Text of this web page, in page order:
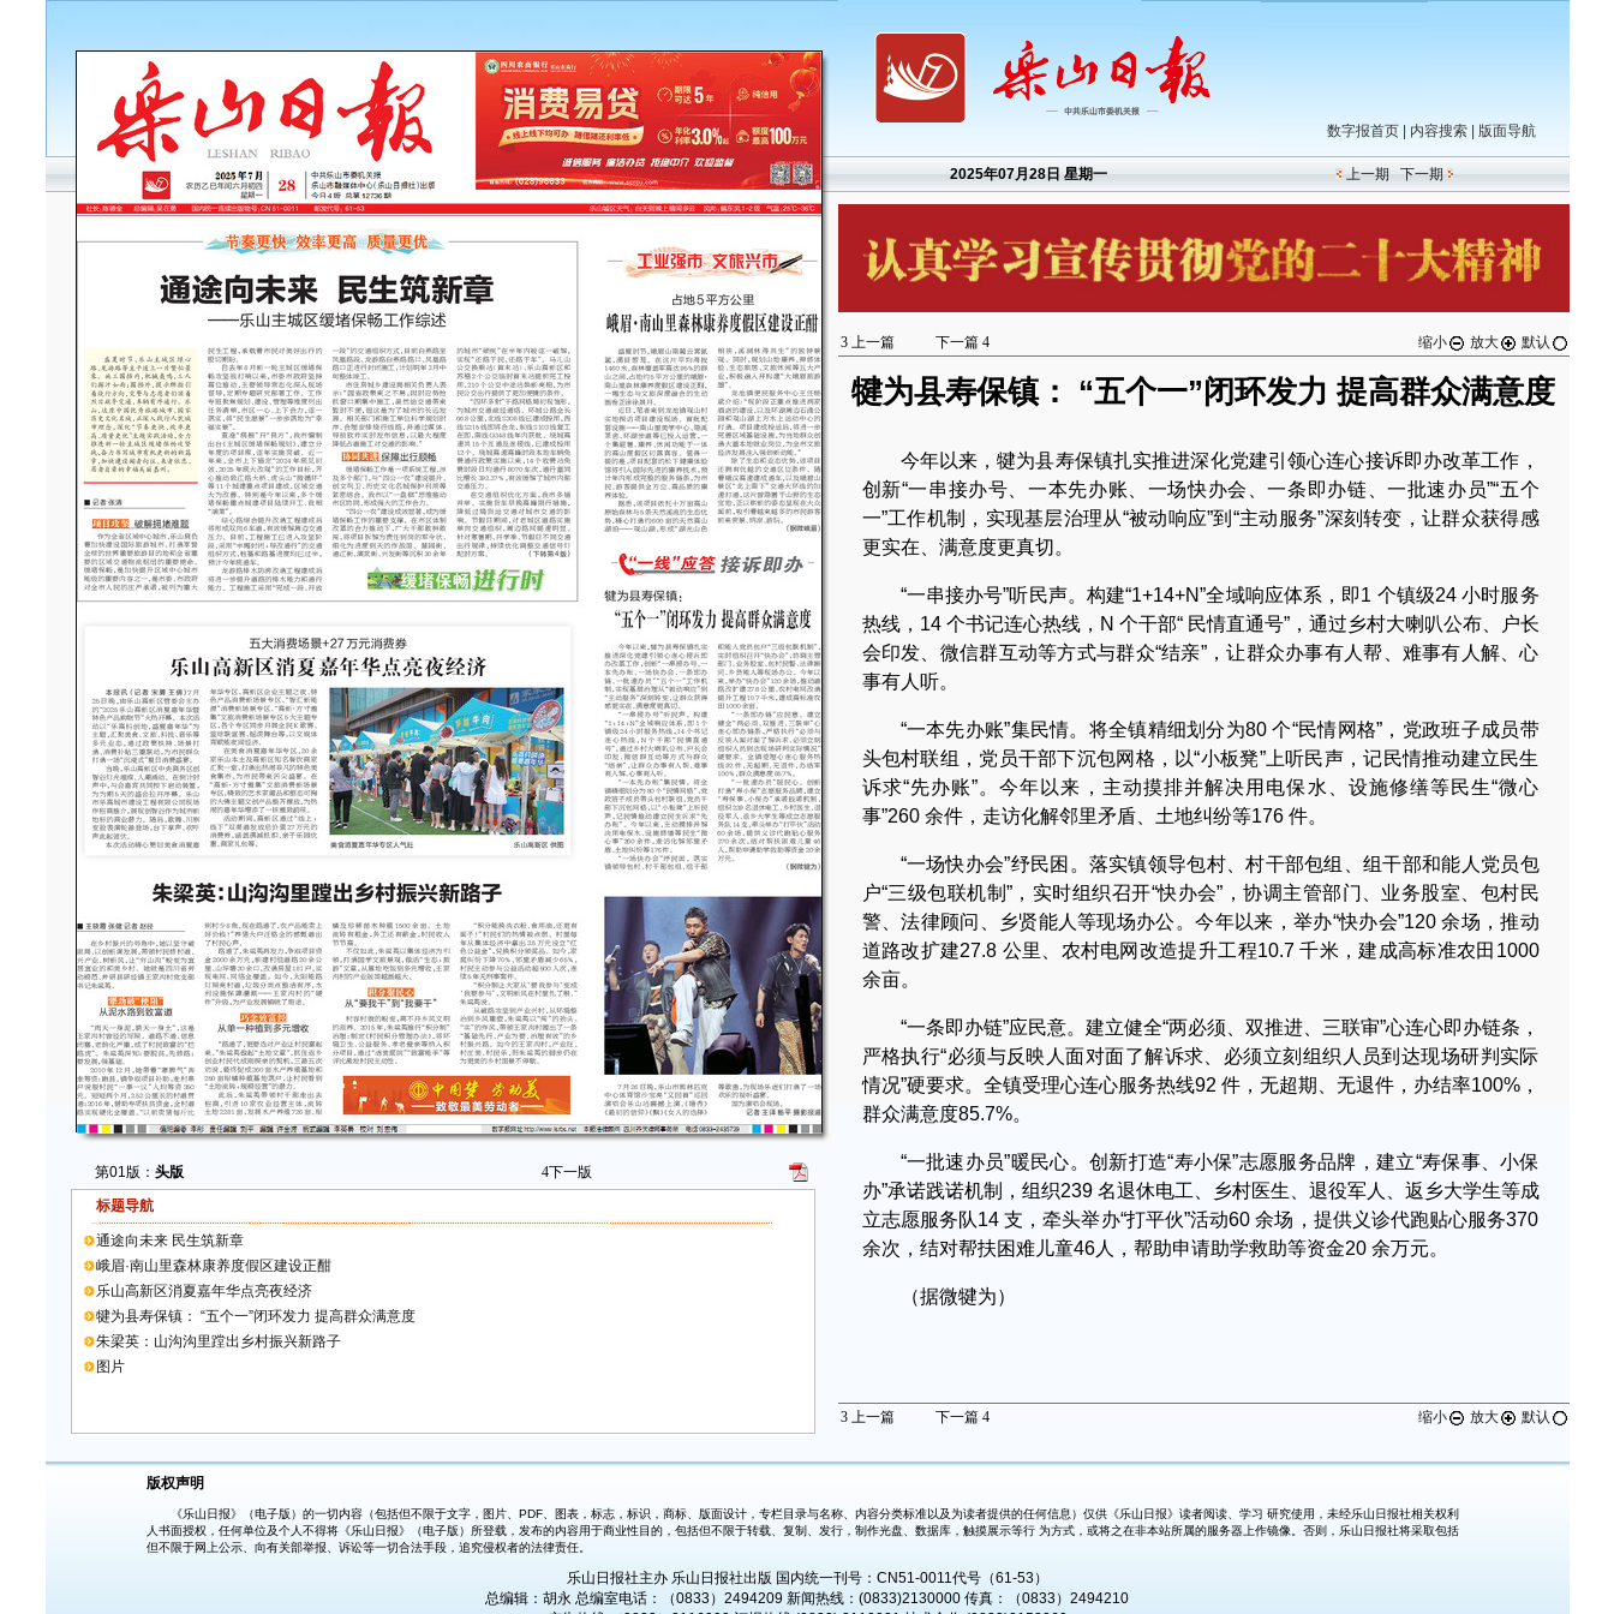
第01版： 头版 4下一版
标题导航
通途向未来 民生筑新章
峨眉·南山里森林康养度假区建设正酣
乐山高新区消夏嘉年华点亮夜经济
犍为县寿保镇： “五个一”闭环发力 提高群众满意度
朱梁英：山沟沟里蹚出乡村振兴新路子
图片
数字报首页 内容搜索 版面导航
2025年07月28日 星期一 上一期 下一期
3上一篇 下一篇 4 缩小 放大 默认
犍为县寿保镇： “五个一”闭环发力 提高群众满意度
今年以来，犍为县寿保镇扎实推进深化党建引领心连心接诉即办改革工作，
创新“一串接办号、一本先办账、一场快办会、一条即办链、一批速办员”“五个
一”工作机制，实现基层治理从“被动响应”到“主动服务”深刻转变，让群众获得感
更实在、满意度更真切。
“一串接办号”听民声。构建“1+14+N”全域响应体系，即1 个镇级24 小时服务
热线，14 个书记连心热线，N 个干部“ 民情直通号”，通过乡村大喇叭公布、户长
会印发、微信群互动等方式与群众“结亲”，让群众办事有人帮、难事有人解、心
事有人听。
“一本先办账”集民情。将全镇精细划分为80 个“民情网格”，党政班子成员带
头包村联组，党员干部下沉包网格，以“小板凳”上听民声，记民情推动建立民生
诉求“先办账”。今年以来，主动摸排并解决用电保水、设施修缮等民生“微心
事”260 余件，走访化解邻里矛盾、土地纠纷等176 件。
“一场快办会”纾民困。落实镇领导包村、村干部包组、组干部和能人党员包
户“三级包联机制”，实时组织召开“快办会”，协调主管部门、业务股室、包村民
警、法律顾问、乡贤能人等现场办公。今年以来，举办“快办会”120 余场，推动
道路改扩建27.8 公里、农村电网改造提升工程10.7 千米，建成高标准农田1000
余亩。
“一条即办链”应民意。建立健全“两必须、双推进、三联审”心连心即办链条，
严格执行“必须与反映人面对面了解诉求、必须立刻组织人员到达现场研判实际
情况”硬要求。全镇受理心连心服务热线92 件，无超期、无退件，办结率100%，
群众满意度85.7%。
“一批速办员”暖民心。创新打造“寿小保”志愿服务品牌，建立“寿保事、小保
办”承诺践诺机制，组织239 名退休电工、乡村医生、退役军人、返乡大学生等成
立志愿服务队14 支，牵头举办“打平伙”活动60 余场，提供义诊代跑贴心服务370
余次，结对帮扶困难儿童46人，帮助申请助学救助等资金20 余万元。
（据微犍为）
3上一篇 下一篇 4 缩小 放大 默认
版权声明
《乐山日报》（电子版）的一切内容（包括但不限于文字，图片、PDF、图表，标志，标识，商标、版面设计，专栏目录与名称、内容分类标准以及为读者提供的任何信息）仅供《乐山日报》读者阅读、学习 研究使用，未经乐山日报社相关权利
人书面授权，任何单位及个人不得将《乐山日报》（电子版）所登载，发布的内容用于商业性目的，包括但不限于转载、复制、发行，制作光盘、数据库，触摸展示等行 为方式，或将之在非本站所属的服务器上作镜像。否则，乐山日报社将采取包括
但不限于网上公示、向有关部举报、诉讼等一切合法手段，追究侵权者的法律责任。
乐山日报社主办 乐山日报社出版 国内统一刊号：CN51-0011代号（61-53）
总编辑：胡永 总编室电话：（0833）2494209 新闻热线：(0833)2130000 传真：（0833）2494210